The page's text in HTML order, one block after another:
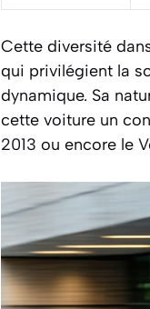
Cette diversité
qui privilégient la
dynamique. Sa
cette voiture un
2013 ou encore le